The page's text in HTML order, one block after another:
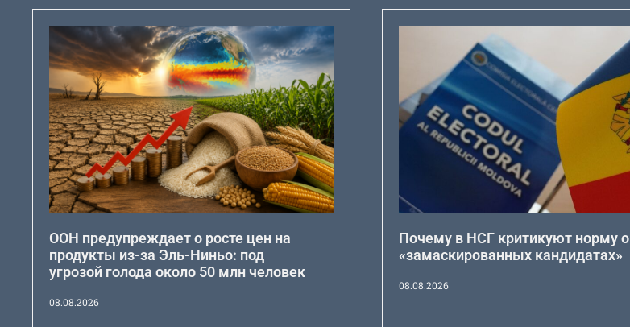
ООН предупреждает о росте цен на
продукты из-за Эль-Ниньо: под
угрозой голода около 50 млн человек
08.08.2026
Почему в НСГ критикуют норму о
«замаскированных кандидатах»
08.08.2026